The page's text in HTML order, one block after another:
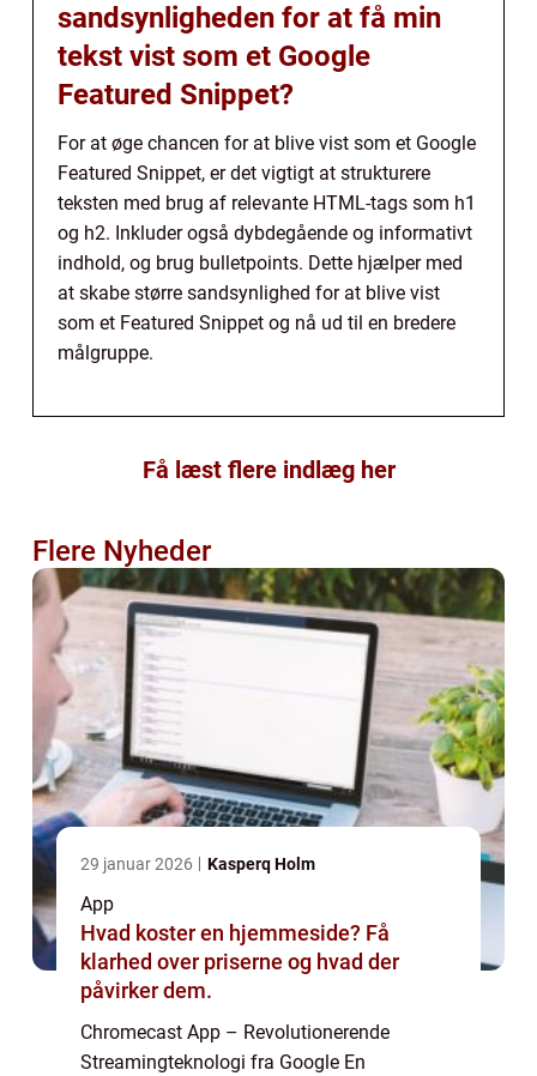
sandsynligheden for at få min
tekst vist som et Google
Featured Snippet?
For at øge chancen for at blive vist som et Google
Featured Snippet, er det vigtigt at strukturere
teksten med brug af relevante HTML-tags som h1
og h2. Inkluder også dybdegående og informativt
indhold, og brug bulletpoints. Dette hjælper med
at skabe større sandsynlighed for at blive vist
som et Featured Snippet og nå ud til en bredere
målgruppe.
Få læst flere indlæg her
Flere Nyheder
29 januar 2026 Kasperq Holm
App
Hvad koster en hjemmeside? Få
klarhed over priserne og hvad der
påvirker dem.
Chromecast App – Revolutionerende
Streamingteknologi fra Google En